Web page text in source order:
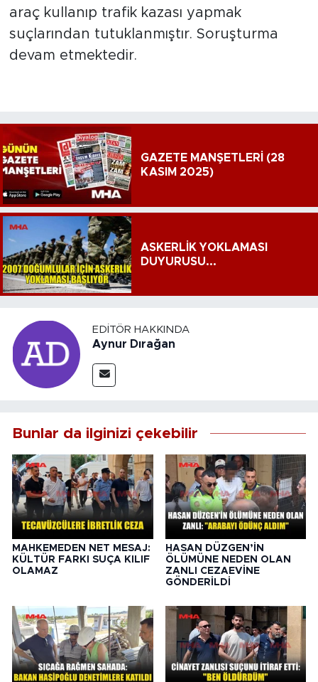
araç kullanıp trafik kazası yapmak
suçlarından tutuklanmıştır. Soruşturma
devam etmektedir.
GAZETE MANŞETLERİ (28
KASIM 2025)
ASKERLİK YOKLAMASI
DUYURUSU...
EDITÖR HAKKINDA
Aynur Dırağan
Bunlar da ilginizi çekebilir
MAHKEMEDEN NET MESAJ:
KÜLTÜR FARKI SUÇA KILIF
OLAMAZ
HASAN DÜZGEN’İN
ÖLÜMÜNE NEDEN OLAN
ZANLI CEZAEVİNE
GÖNDERİLDİ